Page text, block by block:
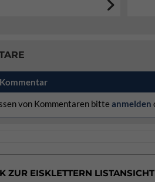
von Kommentaren bitte anmelden
ZUR EISKLETTERN LISTANSICHT